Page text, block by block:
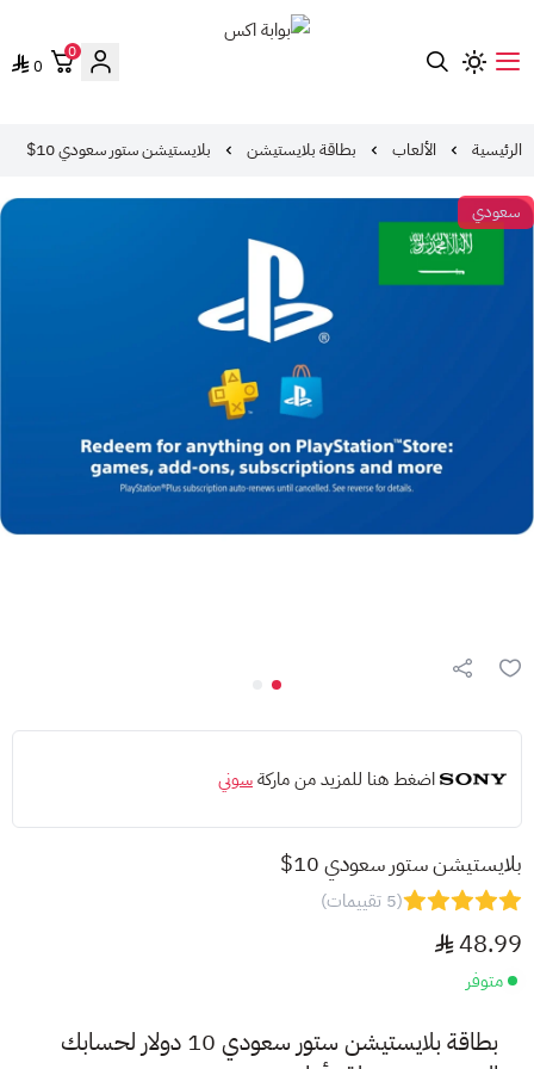
0
0
الرئيسية الألعاب بطاقة بلايستيشن بلايستيشن ستور سعودي 10$
سعودي
اضغط هنا للمزيد من ماركةسوني
بلايستيشن ستور سعودي 10$
(5 تقييمات)
48.99
متوفر
بطاقة بلايستيشن ستور سعودي 10 دولار لحسابك